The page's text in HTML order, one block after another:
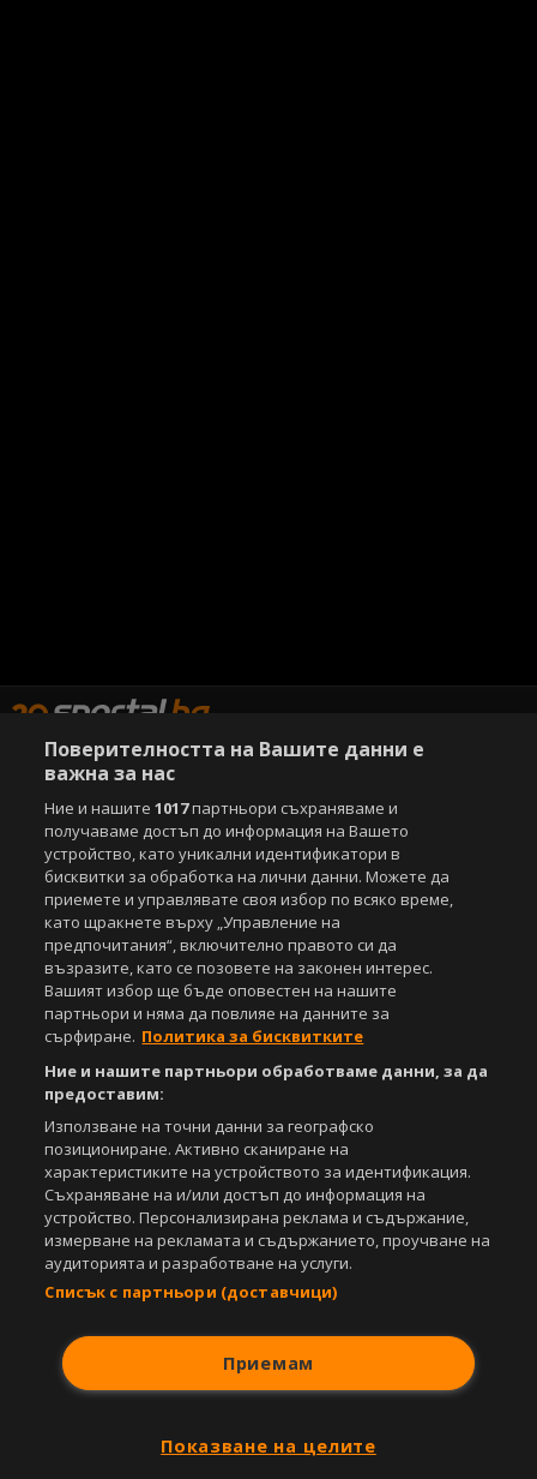
Copyright © 2007-2026 Агенция Спортал. Всички права запазени.
Този уебсайт е собственост наSportal Media Group
За нас Екип За рекламa
Общи условия
Етични правила на НСС
Лични данни
Управление на предпочитания
Съдържанието на този уеб сайт и технологиите, използвани в него, са
под закрила на Закона за авторското право и сродните му права.
Всички статии, репортажи, интервюта и други текстови, графични и
видео материали, публикувани в сайта, са собственост на Агенция
публикуване на текстови материали само след писмено съгласие на
Агенция Спортал, посочване на източника и добавяне на линк към
www.sportal.bg. Използването на графични и видео материали,
публикувани в сайта, е строго забранено. Нарушителите ще бъдат
санкционирани с цялата строгост на закона.
СвалиБЕЗПЛАТНОТОприложение за:
Android
Поверителността на Вашите данни е
важна за нас
Ние и нашите1017партньори съхраняваме и
получаваме достъп до информация на Вашето
устройство, като уникални идентификатори в
бисквитки за обработка на лични данни. Можете да
приемете и управлявате своя избор по всяко време,
като щракнете върху „Управление на
предпочитания“, включително правото си да
възразите, като се позовете на законен интерес.
Вашият избор ще бъде оповестен на нашите
партньори и няма да повлияе на данните за
сърфиране. Политика за бисквитките
Ние и нашите партньори обработваме данни, за да
предоставим:
Използване на точни данни за географско
позициониране. Активно сканиране на
характеристиките на устройството за идентификация.
Съхраняване на и/или достъп до информация на
устройство. Персонализирана реклама и съдържание,
измерване на рекламата и съдържанието, проучване на
аудиторията и разработване на услуги.
Списък с партньори (доставчици)
Приемам
Показване на целите